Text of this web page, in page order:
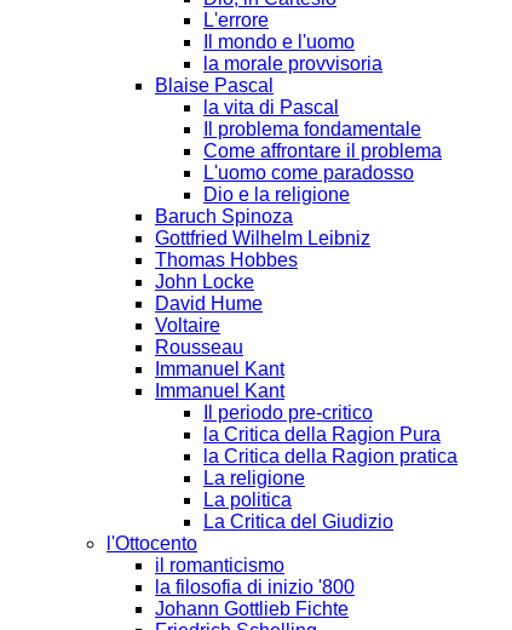
L'errore
Il mondo e l'uomo
la morale provvisoria
Blaise Pascal
la vita di Pascal
Il problema fondamentale
Come affrontare il problema
L'uomo come paradosso
Dio e la religione
Baruch Spinoza
Gottfried Wilhelm Leibniz
Thomas Hobbes
John Locke
David Hume
Voltaire
Rousseau
Immanuel Kant
Immanuel Kant
Il periodo pre-critico
la Critica della Ragion Pura
la Critica della Ragion pratica
La religione
La politica
La Critica del Giudizio
l'Ottocento
il romanticismo
la filosofia di inizio '800
Johann Gottlieb Fichte